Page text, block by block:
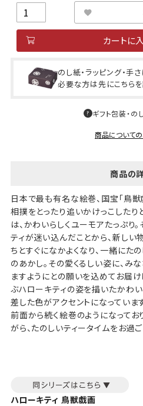
カートに
のし紙・ラッピング・手
必要な方は先にこちら
ギフト包装・の
商品について
商品の
日本で最も有名な絵巻、国宝「鳥獣
相撲をとったり追いかけっこした
は、かわいらしくユーモアたっぷり
ティが迷い込んだことから、新しい
ちとすぐになかよくなり、一緒にた
のあかし。その愛くるしい姿に、み
ますようにとの願いを込めてお届け
ぶハローキティの姿を描いたかわ
差した色がアクセントになっていま
前面から続く絵巻のようになって
がら、たのしいティータイムをお過ご
ハローキティ 鳥獣戯画